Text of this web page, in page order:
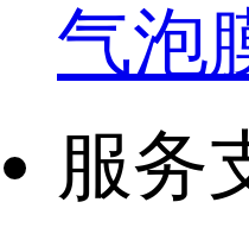
气泡
服务